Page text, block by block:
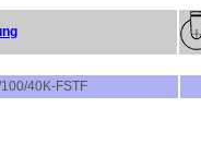
40K-FSTF